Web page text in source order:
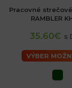
Pracovné
RAMBLER
35.60€ s
VÝBER